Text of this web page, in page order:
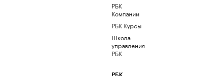
РБК
Компании
РБК Курсы
Школа
управления
РБК